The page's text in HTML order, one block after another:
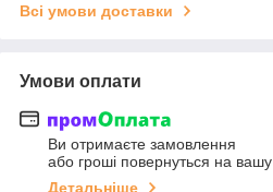
Всі умови доставки
Умови оплати
Ви отримаєте замовлення
або гроші повернуться на вашу
Детальніше